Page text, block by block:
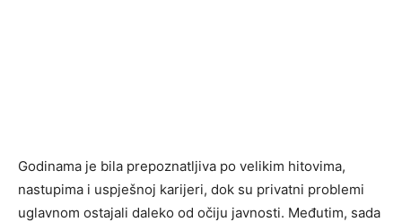
Godinama je bila prepoznatljiva po velikim hitovima,
nastupima i uspješnoj karijeri, dok su privatni problemi
uglavnom ostajali daleko od očiju javnosti. Međutim, sada